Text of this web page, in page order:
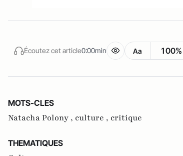
Écoutez cet article0:00min Aa 100%
MOTS-CLES
Natacha Polony , culture , critique
THEMATIQUES